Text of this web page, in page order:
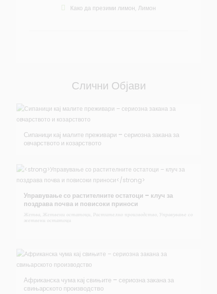
Како да презими лимон, Лимон
Слични Објави
Сипаници кај малите преживари – сериозна закана за
овчарството и козарството
Управување со растителните остатоци – клуч за
поздрава почва и повисоки приноси
Жетва Жетвени остатоци Растително производство
Управување со
жетвени остатоци
Африканска чума кај свињите – сериозна закана за
свињарското производство